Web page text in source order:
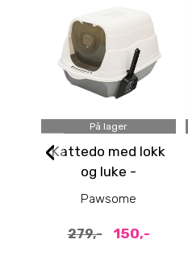
På lager
Kattedo med lokk
og luke -
Reduserer søl
Pawsome
279,- 150,-
‹